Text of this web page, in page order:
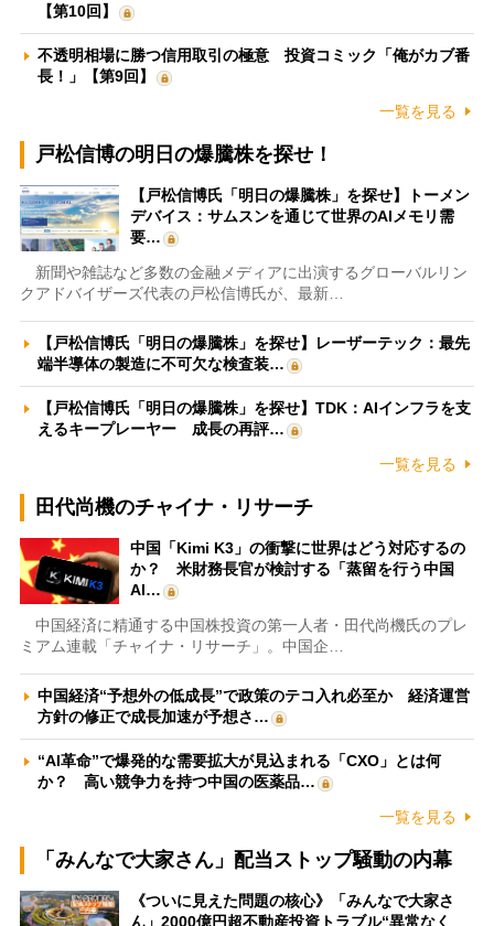
【第10回】
不透明相場に勝つ信用取引の極意 投資コミック「俺がカブ番
長！」【第9回】
一覧を見る
戸松信博の明日の爆騰株を探せ！
【戸松信博氏「明日の爆騰株」を探せ】トーメン
デバイス：サムスンを通じて世界のAIメモリ需
要…
新聞や雑誌など多数の金融メディアに出演するグローバルリン
クアドバイザーズ代表の戸松信博氏が、最新…
【戸松信博氏「明日の爆騰株」を探せ】レーザーテック：最先
端半導体の製造に不可欠な検査装…
【戸松信博氏「明日の爆騰株」を探せ】TDK：AIインフラを支
えるキープレーヤー 成長の再評…
一覧を見る
田代尚機のチャイナ・リサーチ
中国「Kimi K3」の衝撃に世界はどう対応するの
か？ 米財務長官が検討する「蒸留を行う中国
AI…
中国経済に精通する中国株投資の第一人者・田代尚機氏のプレ
ミアム連載「チャイナ・リサーチ」。中国企…
中国経済“予想外の低成長”で政策のテコ入れ必至か 経済運営
方針の修正で成長加速が予想さ…
“AI革命”で爆発的な需要拡大が見込まれる「CXO」とは何
か？ 高い競争力を持つ中国の医薬品…
一覧を見る
「みんなで大家さん」配当ストップ騒動の内幕
《ついに見えた問題の核心》「みんなで大家さ
ん」2000億円超不動産投資トラブル“異常なく